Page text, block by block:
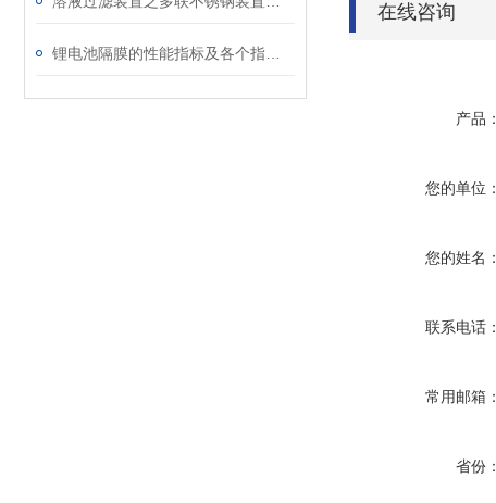
在线咨询
产品：
您的单位：
您的姓名：
联系电话：
常用邮箱：
省份：